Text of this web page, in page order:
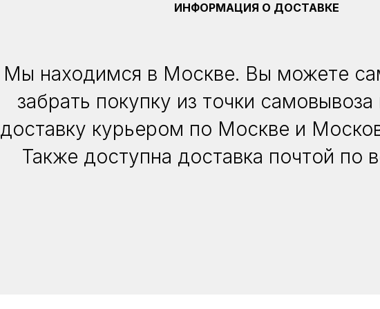
ИНФОРМАЦИЯ О ДОСТАВКЕ
Мы находимся в Москве. Вы можете
забрать покупку из точки самовывоза
доставку курьером по Москве и
Также доступна доставка почтой по